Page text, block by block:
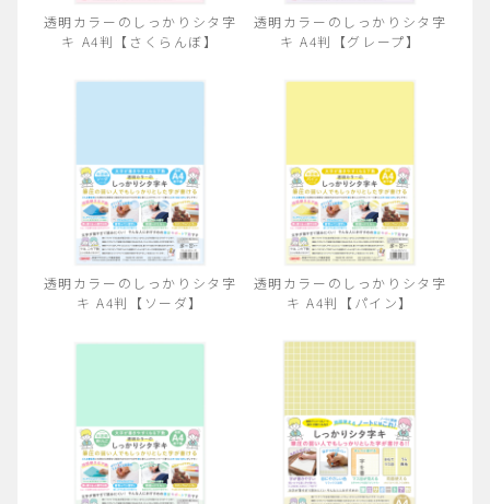
透明カラーのしっかりシタ字
キ A4判【さくらんぼ】
透明カラーのしっかりシタ字
キ A4判【グレープ】
透明カラーのしっかりシタ字
キ A4判【ソーダ】
透明カラーのしっかりシタ字
キ A4判【パイン】